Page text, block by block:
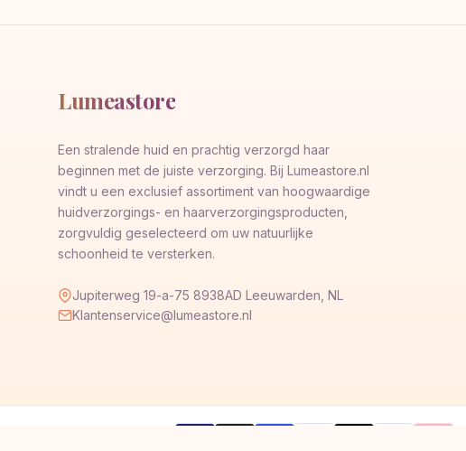
Lumeastore
Een stralende huid en prachtig verzorgd haar
beginnen met de juiste verzorging. Bij Lumeastore.nl
vindt u een exclusief assortiment van hoogwaardige
huidverzorgings- en haarverzorgingsproducten,
zorgvuldig geselecteerd om uw natuurlijke
schoonheid te versterken.
Jupiterweg 19-a-75 8938AD Leeuwarden, NL
Klantenservice@lumeastore.nl